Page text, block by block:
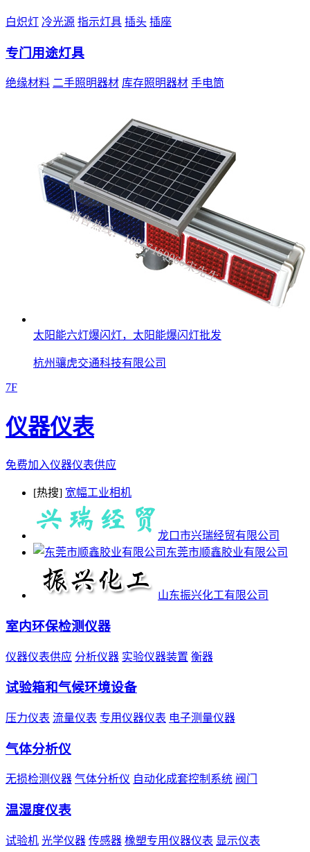
白炽灯 冷光源 指示灯具 插头 插座
专门用途灯具
绝缘材料 二手照明器材 库存照明器材 手电筒
太阳能六灯爆闪灯，太阳能爆闪灯批发
杭州骧虎交通科技有限公司
7F
仪器仪表
免费加入仪器仪表供应
[热搜] 宽幅工业相机
龙口市兴瑞经贸有限公司
东莞市顺鑫胶业有限公司
山东振兴化工有限公司
室内环保检测仪器
仪器仪表供应 分析仪器 实验仪器装置 衡器
试验箱和气候环境设备
压力仪表 流量仪表 专用仪器仪表 电子测量仪器
气体分析仪
无损检测仪器 气体分析仪 自动化成套控制系统 阀门
温湿度仪表
试验机 光学仪器 传感器 橡塑专用仪器仪表 显示仪表